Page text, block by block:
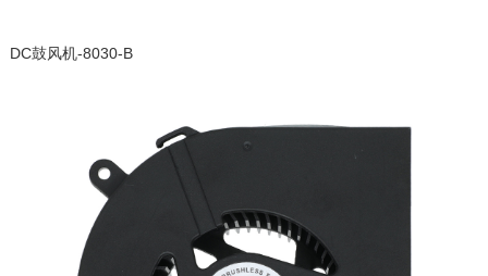
DC鼓风机-8030-B